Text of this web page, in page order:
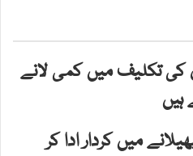
کی تکلیف میں کمی لانے
ہیں
میں کردار ادا کر